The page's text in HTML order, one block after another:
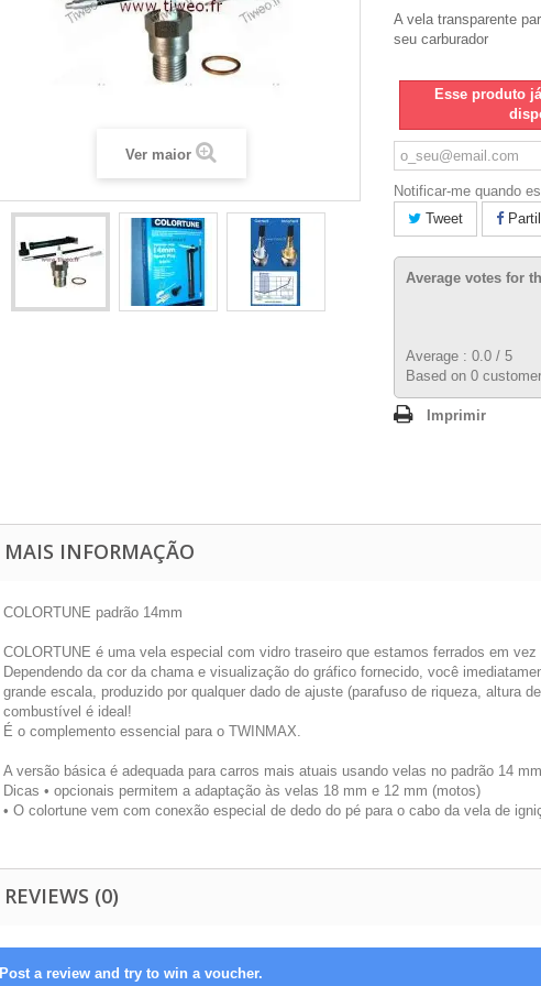
Ver maior
A vela transparente
seu carburador
Esse produto
Notificar-me quando
Tweet
Average votes for
Average : 0.0 / 5
Based on 0
Imprimir
MAIS INFORMAÇÃO
COLORTUNE padrão 14mm
COLORTUNE é uma vela especial com vidro traseiro que estamos ferrados em
Dependendo da cor da chama e visualização do gráfico fornecido, você
grande escala, produzido por qualquer dado de ajuste (parafuso de riqueza, altura
combustível é ideal!
É o complemento essencial para o TWINMAX.
A versão básica é adequada para carros mais atuais usando velas no padrão 14 mm
Dicas • opcionais permitem a adaptação às velas 18 mm e 12 mm (motos)
• O colortune vem com conexão especial de dedo do pé para o cabo da vela de
REVIEWS (0)
Post a review and try to win a voucher.